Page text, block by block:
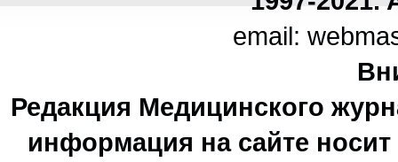
email:
Редакция Медицинского
информация на сайте